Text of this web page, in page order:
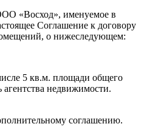
«Восход», именуемое в
Соглашение к договору
о нижеследующем:
5 кв.м. площади общего
агентства недвижимости.
соглашению.